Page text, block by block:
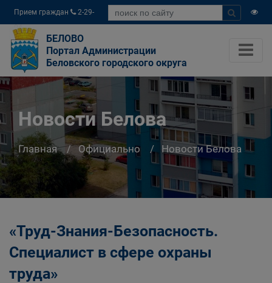
Прием граждан
2-29-
04
БЕЛОВО
Портал Администрации
Беловского городского округа
Новости Белова
Главная Официально Новости Белова
«Труд-Знания-Безопасность.
Специалист в сфере охраны
труда»